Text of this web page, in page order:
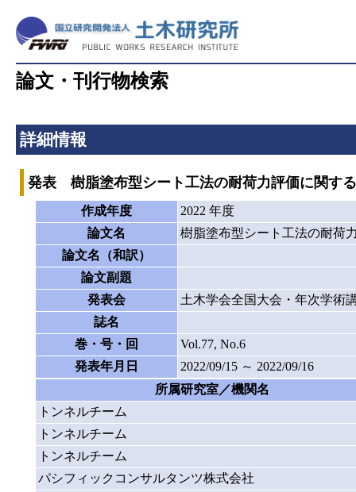
論文・刊行物検索
詳細情報
発表 樹脂塗布型シート工法の耐荷力評価に関す
作成年度
2022 年度
論文名
樹脂塗布型シート工法の耐荷
論文名（和訳）
論文副題
発表会
土木学会全国大会・年次学術
誌名
巻・号・回
Vol.77, No.6
発表年月日
2022/09/15 ～ 2022/09/16
所属研究室／機関名
トンネルチーム
トンネルチーム
トンネルチーム
パシフィックコンサルタンツ株式会社